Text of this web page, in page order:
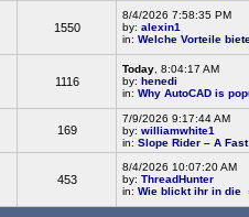
1550
8/4/2026 7:58:35 PM
by: alexin1
in: Welche Vorteile
1116
Today , 8:04:17 AM
by: henedi
in: Why AutoCAD is
169
7/9/2026 9:17:44 AM
by: williamwhite1
in: Slope Rider – A Fast
453
8/4/2026 10:07:20 AM
by: ThreadHunter
in: Wie blickt ihr in die